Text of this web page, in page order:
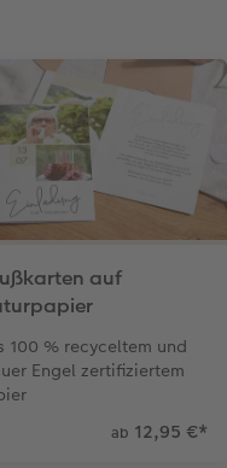
auf
100 % recyceltem und
Engel zertifiziertem
ab 12,95 €*